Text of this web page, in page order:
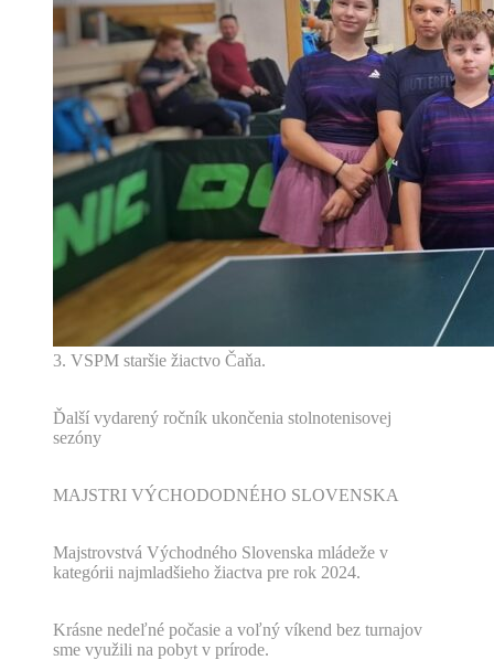
3. VSPM staršie žiactvo Čaňa.
Ďalší vydarený ročník ukončenia stolnotenisovej
sezóny
MAJSTRI VÝCHODODNÉHO SLOVENSKA
Majstrovstvá Východného Slovenska mládeže v
kategórii najmladšieho žiactva pre rok 2024.
Krásne nedeľné počasie a voľný víkend bez turnajov
sme využili na pobyt v prírode.